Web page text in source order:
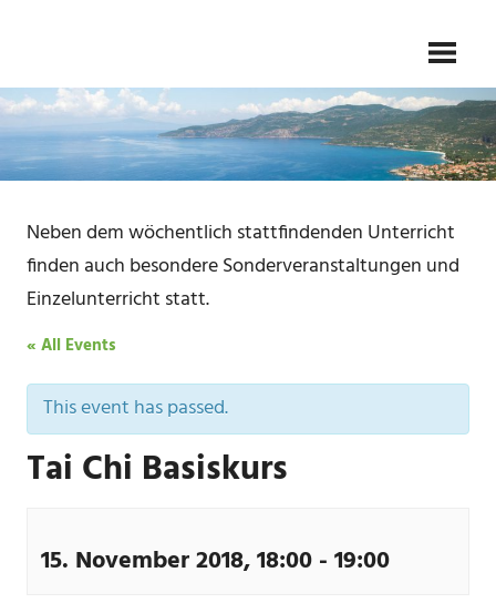
SCHULE
FLIEDER
–
Meditation
Neben dem wöchentlich stattfindenden Unterricht
finden auch besondere Sonderveranstaltungen und
Einzelunterricht statt.
« All Events
This event has passed.
Tai Chi Basiskurs
15. November 2018, 18:00 - 19:00